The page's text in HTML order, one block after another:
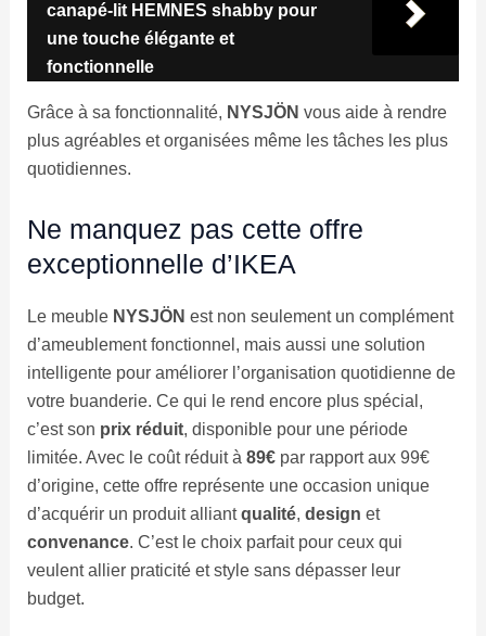
canapé-lit HEMNES shabby pour
une touche élégante et
fonctionnelle
Grâce à sa fonctionnalité, NYSJÖN vous aide à rendre
plus agréables et organisées même les tâches les plus
quotidiennes.
Ne manquez pas cette offre
exceptionnelle d’IKEA
Le meuble NYSJÖN est non seulement un complément
d’ameublement fonctionnel, mais aussi une solution
intelligente pour améliorer l’organisation quotidienne de
votre buanderie. Ce qui le rend encore plus spécial,
c’est son prix réduit, disponible pour une période
limitée. Avec le coût réduit à 89€par rapport aux 99€
d’origine, cette offre représente une occasion unique
d’acquérir un produit alliantqualité, design et
convenance. C’est le choix parfait pour ceux qui
veulent allier praticité et style sans dépasser leur
budget.